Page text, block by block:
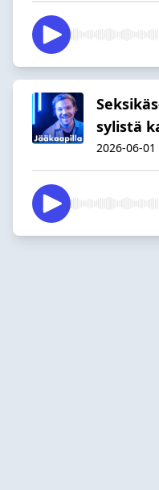
sylistä
2026-06-01